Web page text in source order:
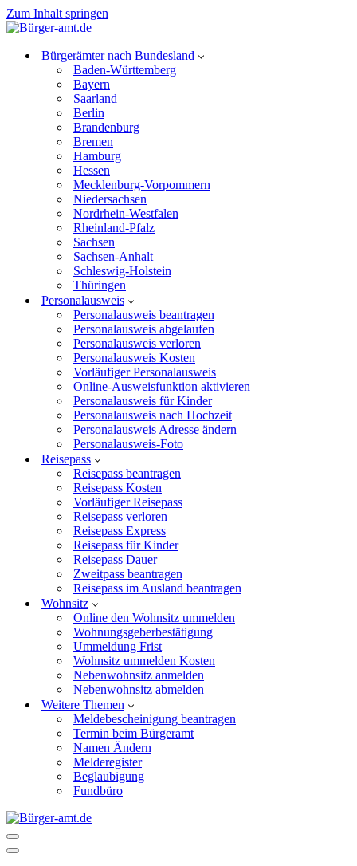
Zum Inhalt springen
Bürgerämter nach Bundesland
Baden-Württemberg
Bayern
Saarland
Berlin
Brandenburg
Bremen
Hamburg
Hessen
Mecklenburg-Vorpommern
Niedersachsen
Nordrhein-Westfalen
Rheinland-Pfalz
Sachsen
Sachsen-Anhalt
Schleswig-Holstein
Thüringen
Personalausweis
Personalausweis beantragen
Personalausweis abgelaufen
Personalausweis verloren
Personalausweis Kosten
Vorläufiger Personalausweis
Online-Ausweisfunktion aktivieren
Personalausweis für Kinder
Personalausweis nach Hochzeit
Personalausweis Adresse ändern
Personalausweis-Foto
Reisepass
Reisepass beantragen
Reisepass Kosten
Vorläufiger Reisepass
Reisepass verloren
Reisepass Express
Reisepass für Kinder
Reisepass Dauer
Zweitpass beantragen
Reisepass im Ausland beantragen
Wohnsitz
Online den Wohnsitz ummelden
Wohnungsgeberbestätigung
Ummeldung Frist
Wohnsitz ummelden Kosten
Nebenwohnsitz anmelden
Nebenwohnsitz abmelden
Weitere Themen
Meldebescheinigung beantragen
Termin beim Bürgeramt
Namen Ändern
Melderegister
Beglaubigung
Fundbüro
Navigationsmenü
Navigationsmenü